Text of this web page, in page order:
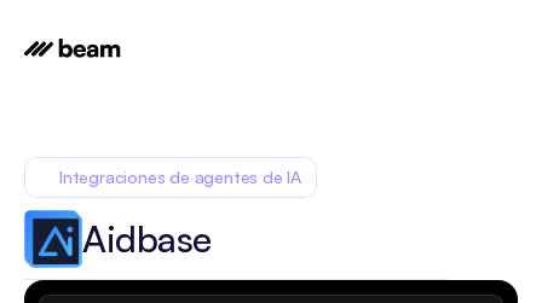
Integraciones de agentes de IA
Aidbase